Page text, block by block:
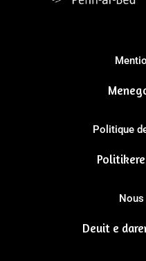
Politique
Deuit e